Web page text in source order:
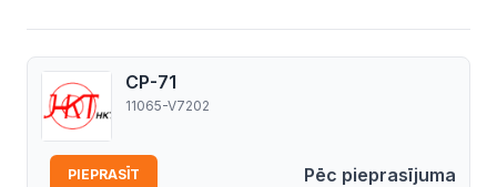
CP-71
11065-V7202
Pēc pieprasījuma
PIEPRASĪT